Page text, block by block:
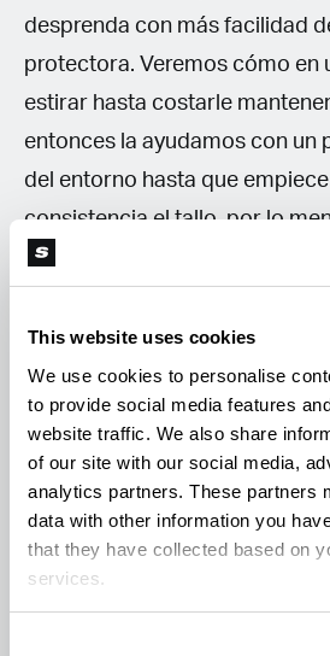
This website uses cookies
We use cookies to personalise
to provide social media features
website traffic. We also share
of our site with our social media,
analytics partners. These partners
data with other information you
that they have collected based on
services.
desprenda con más facilidad
protectora. Veremos cómo en
estirar hasta costarle
entonces la ayudamos con un
del entorno hasta que
consistencia el tallo, por lo
para mantenerse por ella
Vamos a pasar las plantas
floración, no vamos a darles ni
crecimiento con fotoperiodo
no lo necesitan, por tanto
inútil de luz y un riesgo de que
vallan en altura.
horas encendido y apagado.